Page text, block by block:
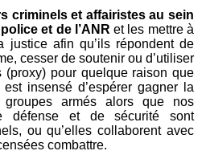
criminels et affairistes au sein
et de l’ANR et les mettre à
justice afin qu’ils répondent de
cesser de soutenir ou d’utiliser
(proxy) pour quelque raison que
insensé d’espérer gagner la
armés alors que nos
défense et de sécurité sont
ou qu’elles collaborent avec
combattre.